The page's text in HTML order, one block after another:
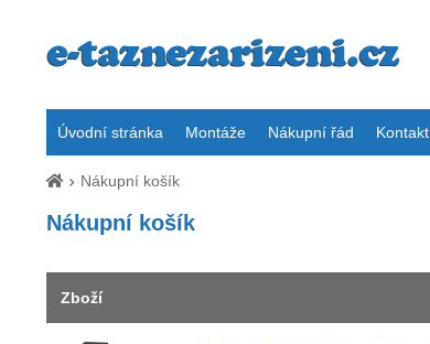
Úvodní stránka Montáže Nákupní řád Kontakt
Nákupní košík
Nákupní košík
Zboží